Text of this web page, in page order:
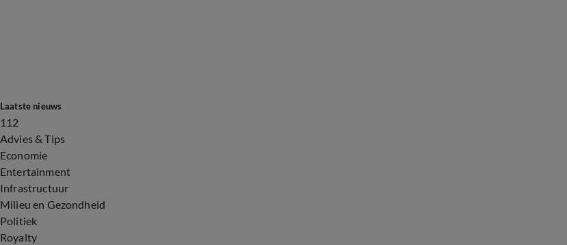
Laatste nieuws
112
Advies & Tips
Economie
Entertainment
Infrastructuur
Milieu en Gezondheid
Politiek
Royalty